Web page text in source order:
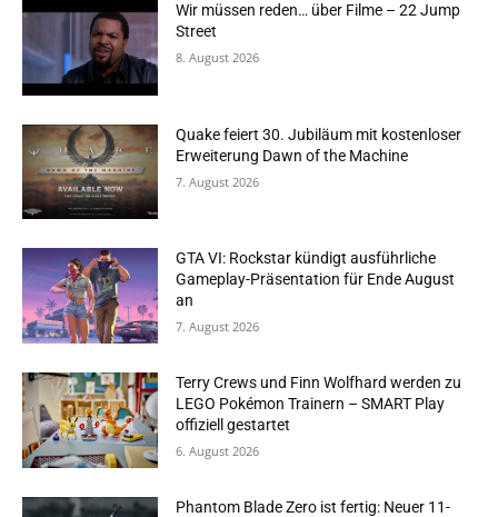
Wir müssen reden… über Filme – 22 Jump
Street
8. August 2026
Quake feiert 30. Jubiläum mit kostenloser
Erweiterung Dawn of the Machine
7. August 2026
GTA VI: Rockstar kündigt ausführliche
Gameplay-Präsentation für Ende August
an
7. August 2026
Terry Crews und Finn Wolfhard werden zu
LEGO Pokémon Trainern – SMART Play
offiziell gestartet
6. August 2026
Phantom Blade Zero ist fertig: Neuer 11-